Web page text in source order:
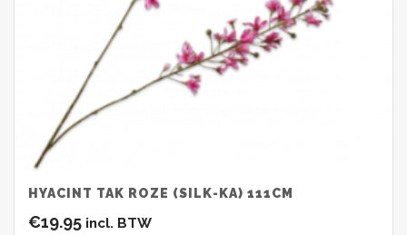
HYACINT TAK ROZE (SILK-KA) 111CM
€19.95 incl. BTW